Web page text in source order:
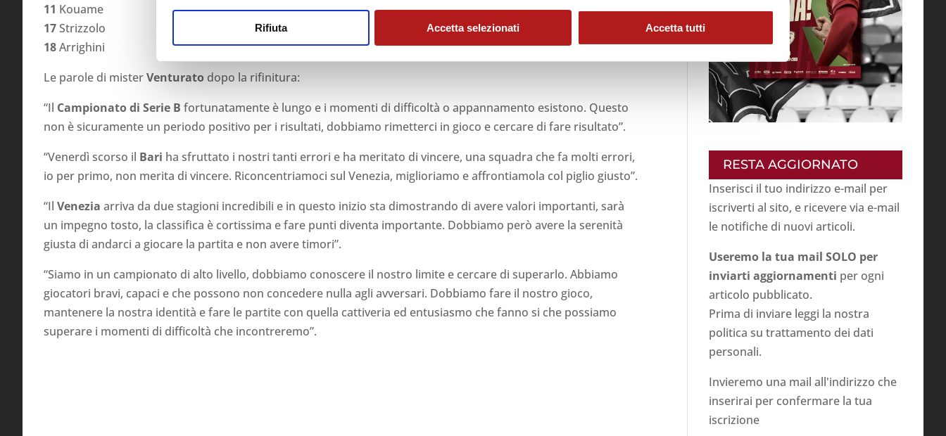
Rifiuta Accetta selezionati Accetta tutti
11 Kouame
17Strizzolo
18Arrighini
Le parole di misterVenturato dopo la rifinitura:
“Il Campionato di Serie B fortunatamente è lungo e i momenti di difficoltà o appannamento esistono. Questo
non è sicuramente un periodo positivo per i risultati, dobbiamo rimetterci in gioco e cercare di fare risultato”.
“Venerdì scorso il Bari ha sfruttato i nostri tanti errori e ha meritato di vincere, una squadra che fa molti errori,
io per primo, non merita di vincere. Riconcentriamoci sul Venezia, miglioriamo e affrontiamola col piglio giusto”.
“Il Venezia arriva da due stagioni incredibili e in questo inizio sta dimostrando di avere valori importanti, sarà
un impegno tosto, la classifica è cortissima e fare punti diventa importante. Dobbiamo però avere la serenità
giusta di andarci a giocare la partita e non avere timori”.
“Siamo in un campionato di alto livello, dobbiamo conoscere il nostro limite e cercare di superarlo. Abbiamo
giocatori bravi, capaci e che possono non concedere nulla agli avversari. Dobbiamo fare il nostro gioco,
mantenere la nostra identità e fare le partite con quella cattiveria ed entusiasmo che fanno si che possiamo
superare i momenti di difficoltà che incontreremo”.
RESTA AGGIORNATO
Inserisci il tuo indirizzo e-mail per
iscriverti al sito, e ricevere via e-mail
le notifiche di nuovi articoli.
Useremo la tua mail SOLO per
inviarti aggiornamenti per ogni
articolo pubblicato.
Prima di inviare leggi la nostra
politica su trattamento dei dati
personali.
Invieremo una mail all'indirizzo che
inserirai per confermare la tua
iscrizione